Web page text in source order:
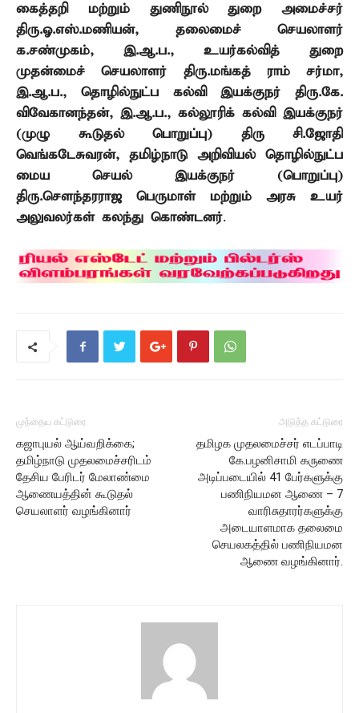
கைத்தறி மற்றும் துணிநூல் துறை அமைச்சர்
திரு.ஓ.எஸ்.மணியன், தலைமைச் செயலாளர்
க.சண்முகம், இ.ஆ.ப., உயர்கல்வித் துறை
முதன்மைச் செயலாளர் திரு.மங்கத் ராம் சர்மா,
இ.ஆ.ப., தொழில்நுட்ப கல்வி இயக்குநர் திரு.கே.
விவேகானந்தன், இ.ஆ.ப., கல்லூரிக் கல்வி இயக்குநர்
(முழு கூடுதல் பொறுப்பு) திரு சி.ஜோதி
வெங்கடேசுவரன், தமிழ்நாடு அறிவியல் தொழில்நுட்ப
மைய செயல் இயக்குநர் (பொறுப்பு)
திரு.சௌந்தரராஜ பெருமாள் மற்றும் அரசு உயர்
அலுவலர்கள் கலந்து கொண்டனர்.
முந்தைய கட்டுரை
கஜாபுயல் ஆய்வறிக்கை;
தமிழ்நாடு முதலமைச்சரிடம்
தேசிய பேரிடர் மேலாண்மை
ஆணையத்தின் கூடுதல்
செயலாளர் வழங்கினார்
அடுத்த கட்டுரை
தமிழக முதலமைச்சர் எடப்பாடி
கே.பழனிசாமி கருணை
அடிப்படையில் 41 பேர்களுக்கு
பணிநியமன ஆணை – 7
வாரிசுதாரர்களுக்கு
அடையாளமாக தலைமை
செயலகத்தில் பணிநியமன
ஆணை வழங்கினார்.